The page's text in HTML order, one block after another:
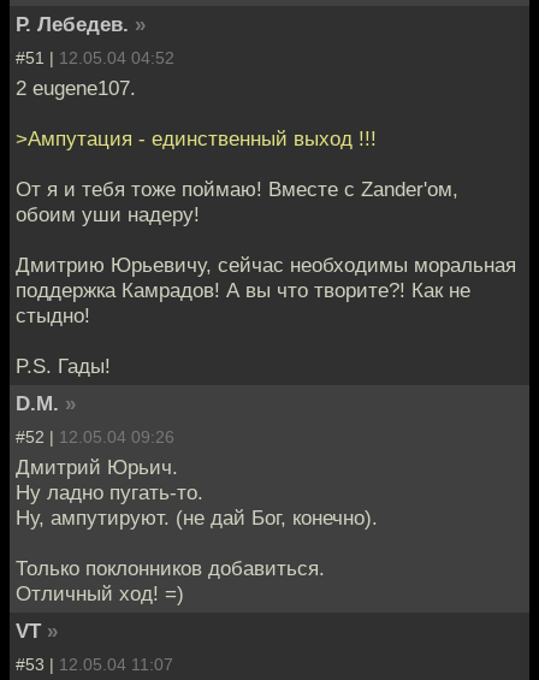
Р. Лебедев. »
#51 | 12.05.04 04:52
2 eugene107.
>Ампутация - единственный выход !!!
От я и тебя тоже поймаю! Вместе с Zander'ом,
обоим уши надеру!
Дмитрию Юрьевичу, сейчас необходимы моральная
поддержка Камрадов! А вы что творите?! Как не
стыдно!
P.S. Гады!
D.M. »
#52 | 12.05.04 09:26
Дмитрий Юрьич.
Ну ладно пугать-то.
Ну, ампутируют. (не дай Бог, конечно).
Только поклонников добавиться.
Отличный ход! =)
VT »
#53 | 12.05.04 11:07